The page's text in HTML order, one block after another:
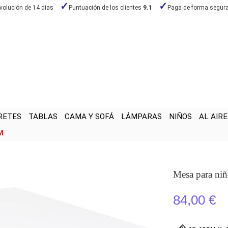
de 14 días Puntuación de los clientes 9.1 Paga de forma
TABLAS CAMA Y SOFÁ LÁMPARAS NIÑOS
AL
Mesa para
84,00 €